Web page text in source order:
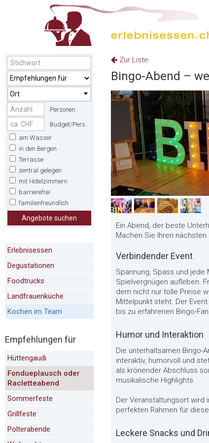
Ort
Personen
Budget/Pers.
am Wasser
in den Bergen
Terrasse
zentral gelegen
mit Hotelzimmern
barrierefrei
familienfreundlich
Angebote suchen
Erlebnisessen
Degustationen
Foodtrucks
Landfrauenküche
Kochen im Team
Empfehlungen für
Hüttengaudi
Fondueplausch oder
Racletteabend
Sommerfeste
Grillfeste
Polterabende
Zur Liste
Bingo-Abend –
Ein Abend, der beste
Machen Sie Ihren
Verbindender Event
Spannung, Spass und jede
Spielvergnügen aufleben.
dem nicht nur tolle Preise
Mittelpunkt steht. Der
bis zu erfahrenen Bingo-
Humor und Interaktion
Die unterhaltsamen Bingo-
interaktiv, humorvoll und
als krönender Abschluss
musikalische Highlights.
Der Veranstaltungsort wird
perfekten Rahmen für
Leckere Snacks und